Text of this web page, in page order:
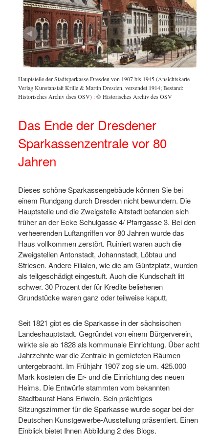
Hauptstelle der Stadtsparkasse Dresden von 1907 bis 1945 (Ansichtskarte
Verlag Kunstanstalt Krille & Martin Dresden, versendet 1914; Bestand:
Historisches Archiv dses OSV) :© Historisches Archiv des OSV
Das Ende der Dresdener
Sparkassenzentrale vor 80
Jahren
Dieses schöne Sparkassengebäude können Sie bei
einem Rundgang durch Dresden nicht bewundern. Die
Hauptstelle und die Zweigstelle Altstadt befanden sich
früher an der Ecke Schulgasse 4/ Pfarrgasse 3. Bei den
verheerenden Luftangriffen vor 80 Jahren wurde das
Haus vollkommen zerstört. Ruiniert waren auch die
Zweigstellen Antonstadt, Johannstadt, Löbtau und
Striesen. Andere Filialen, wie die am Güntzplatz, wurden
als teilgeschädigt eingestuft. Auch die Kundschaft litt
schwer. 30 Prozent der für Kredite beliehenen
Grundstücke waren ganz oder teilweise kaputt.
Seit 1821 gibt es die Sparkasse in der sächsischen
Landeshauptstadt. Gegründet von einem Bürgerverein,
wirkte sie ab 1828 als kommunale Einrichtung. Über acht
Jahrzehnte war die Zentrale in gemieteten Räumen
untergebracht. Im Frühjahr 1907 zog sie um. 425.000
Mark kosteten die Er- und die Einrichtung des neuen
Heims. Die Entwürfe stammten vom bekannten
Stadtbaurat Hans Erlwein. Sein prächtiges
Sitzungszimmer für die Sparkasse wurde sogar bei der
Deutschen Kunstgewerbe-Ausstellung präsentiert. Einen
Einblick bietet Ihnen Abbildung 2 des Blogs.